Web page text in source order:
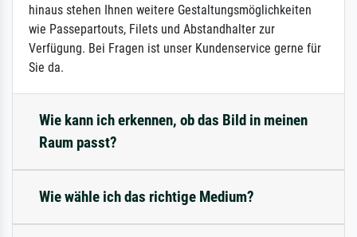
hinaus stehen Ihnen weitere Gestaltungsmöglichkeiten
wie Passepartouts, Filets und Abstandhalter zur
Verfügung. Bei Fragen ist unser Kundenservice gerne für
Sie da.
Wie kann ich erkennen, ob das Bild in meinen
Raum passt?
Wie wähle ich das richtige Medium?